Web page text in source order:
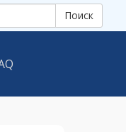
Поиск